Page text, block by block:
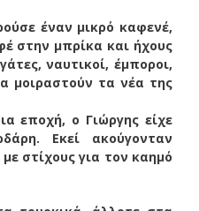
έναν μικρό καφενέ,
στην μπρίκα και ήχους
ναυτικοί, έμποροι,
μοιραστούν τα νέα της
εποχή, ο Γιώργης είχε
Εκεί ακούγονταν
στίχους για τον καημό